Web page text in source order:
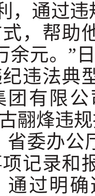
，通过
，帮助
余元。”
违法典
团有限
翮烽违
省委办
记录和
通过明